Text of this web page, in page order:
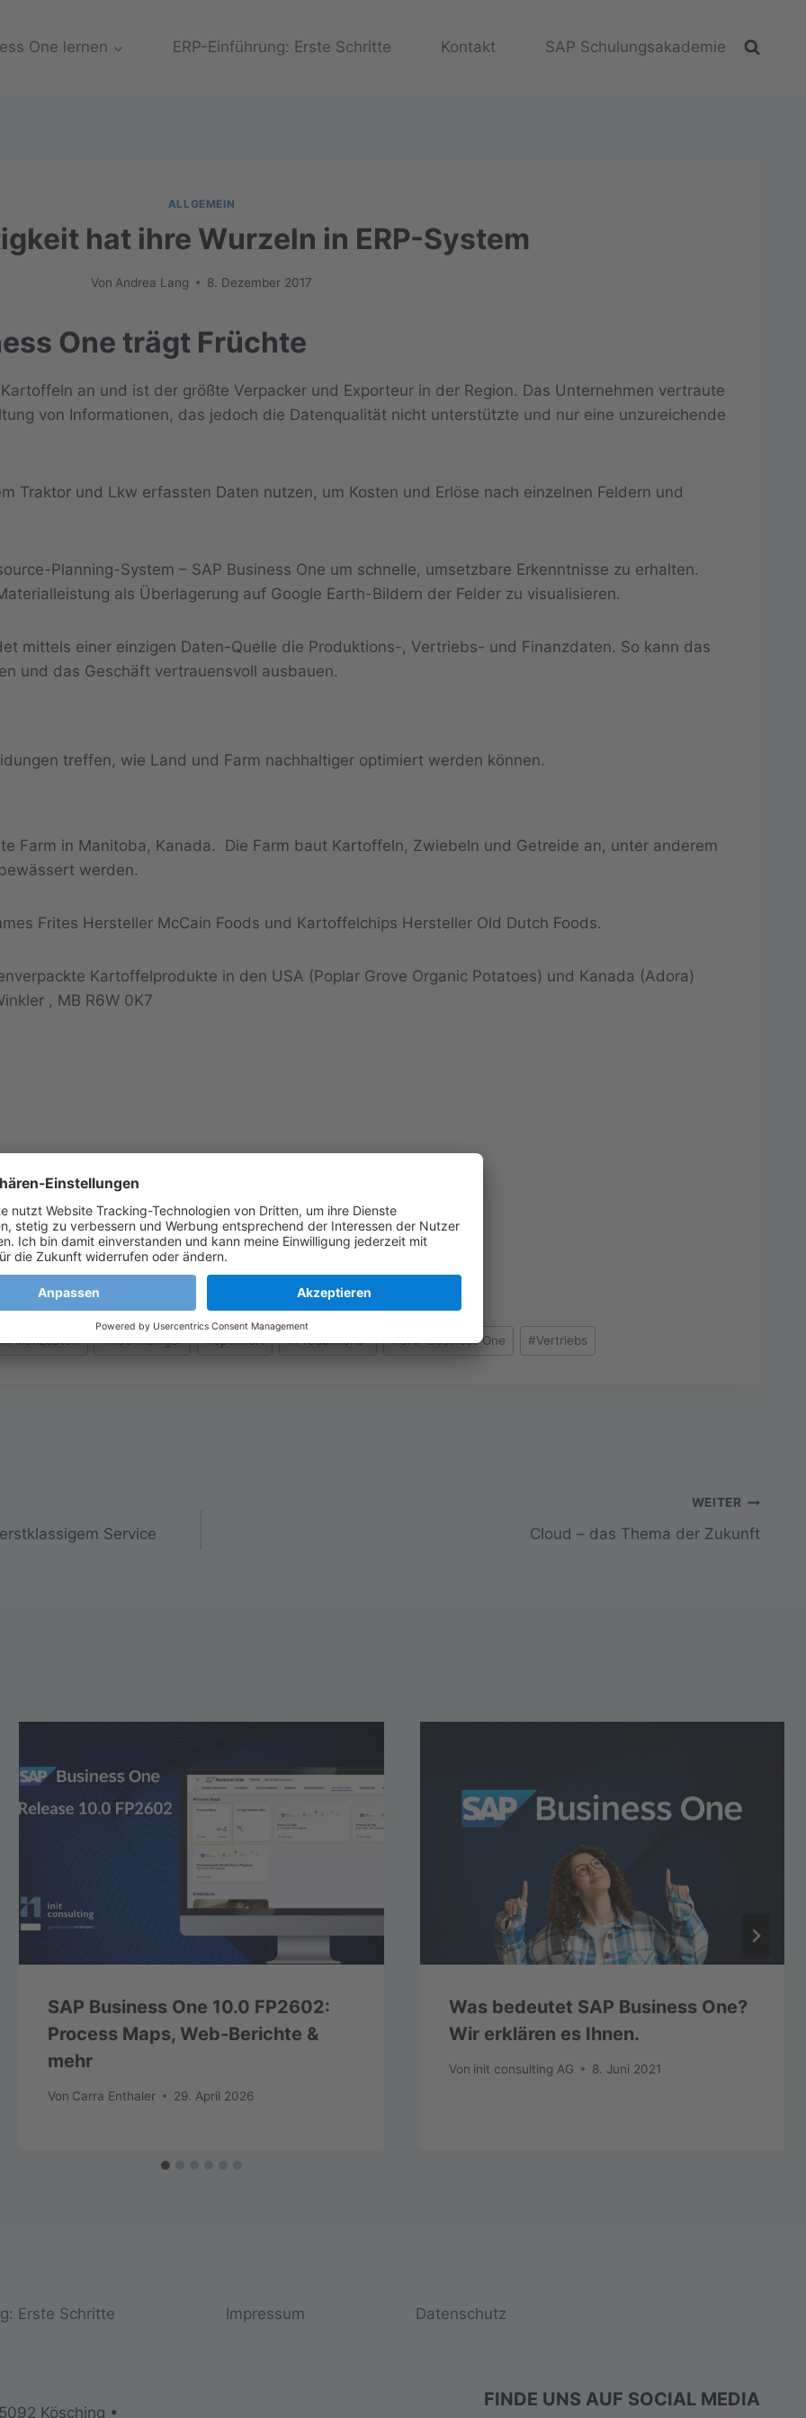
One lernen ERP-Einführung: Erste Schritte Kontakt SAP Schulungsakademie
ALLGEMEIN
hat ihre Wurzeln in ERP-System
Von Andrea Lang 8. Dezember 2017
One trägt Früchte
an und ist der größte Verpacker und Exporteur in der Region. Das Unternehmen vertraute
von Informationen, das jedoch die Datenqualität nicht unterstützte und nur eine unzureichende
Traktor und Lkw erfassten Daten nutzen, um Kosten und Erlöse nach einzelnen Feldern und
Planning-System – SAP Business One um schnelle, umsetzbare Erkenntnisse zu erhalten.
als Überlagerung auf Google Earth-Bildern der Felder zu visualisieren.
mittels einer einzigen Daten-Quelle die Produktions-, Vertriebs- und Finanzdaten. So kann das
und das Geschäft vertrauensvoll ausbauen.
treffen, wie Land und Farm nachhaltiger optimiert werden können.
Farm in Manitoba, Kanada. Die Farm baut Kartoffeln, Zwiebeln und Getreide an, unter anderem
werden.
Frites Hersteller McCain Foods und Kartoffelchips Hersteller Old Dutch Foods.
Kartoffelprodukte in den USA (Poplar Grove Organic Potatoes) und Kanada (Adora)
, MB R6W 0K7
#Finanzdaten #nachhaltiger #optimiert #Produktions- #SAP Business One #Vertriebs
Service
WEITER
Cloud – das Thema der Zukunft
SAP Business One 10.0 FP2602:
Process Maps, Web-Berichte &
mehr
Von Carra Enthaler 29. April 2026
Was bedeutet SAP Business One?
Wir erklären es Ihnen.
Von init consulting AG 8. Juni 2021
Erste Schritte Impressum Datenschutz
Kösching •
FINDE UNS AUF SOCIAL MEDIA